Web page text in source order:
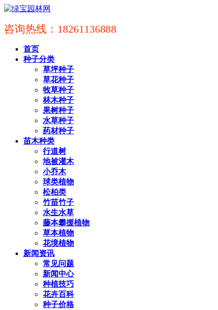
咨询热线：18261136888
首页
种子分类
草坪种子
草花种子
牧草种子
林木种子
果树种子
水草种子
药材种子
苗木种类
行道树
地被灌木
小乔木
球类植物
松柏类
竹苗竹子
水生水草
藤本攀援植物
草本植物
花境植物
新闻资讯
常见问题
新闻中心
种植技巧
花卉百科
种子价格